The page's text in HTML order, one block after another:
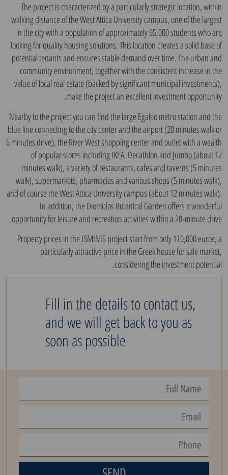
The project is characterized by a particularly strategic location, within
walking distance of the West Attica University campus, one of the largest
in the city with a population of approximately 65,000 students who are
looking for quality housing solutions. This location creates a solid base of
potential tenants and ensures stable demand over time. The urban and
community environment, together with the consistent increase in the
value of local real estate (backed by significant municipal investments),
make the project an excellent investment opportunity.
Nearby to the project you can find the large Egaleo metro station and the
blue line connecting to the city center and the airport (20 minutes walk or
6 minutes drive), the River West shopping center and outlet with a wealth
of popular stores including IKEA, Decathlon and Jumbo (about 12
minutes walk), a variety of restaurants, cafes and taverns (5 minutes
walk), supermarkets, pharmacies and various shops (5 minutes walk),
and of course the West Attica University campus (about 12 minutes walk).
In addition, the Diomidos Botanical Garden offers a wonderful
opportunity for leisure and recreation activities within a 20-minute drive.
Property prices in the ISMINIS project start from only 110,000 euros, a
particularly attractive price in the Greek house for sale market,
considering the investment potential.
Fill in the details to contact us,
and we will get back to you as
soon as possible